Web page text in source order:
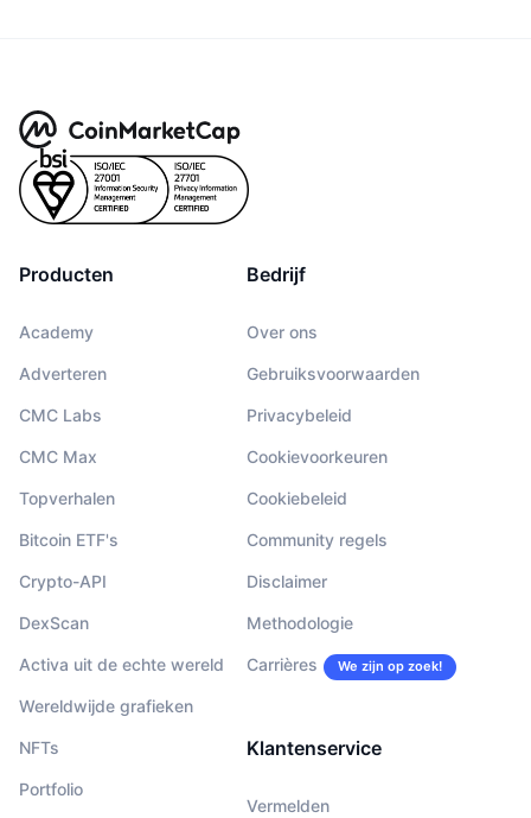
Producten
Academy
Adverteren
CMC Labs
CMC Max
Topverhalen
Bitcoin ETF's
Crypto-API
DexScan
Activa uit de echte wereld
Wereldwijde grafieken
NFTs
Portfolio
Bedrijf
Over ons
Gebruiksvoorwaarden
Privacybeleid
Cookievoorkeuren
Cookiebeleid
Community regels
Disclaimer
Methodologie
Carrières We zijn op zoek!
Klantenservice
Vermelden